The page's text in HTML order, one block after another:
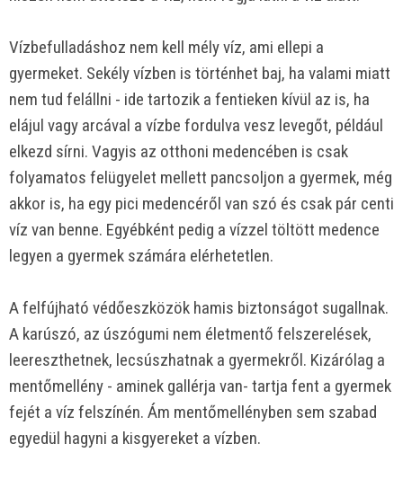
Vízbefulladáshoz nem kell mély víz, ami ellepi a
gyermeket. Sekély vízben is történhet baj, ha valami miatt
nem tud felállni - ide tartozik a fentieken kívül az is, ha
elájul vagy arcával a vízbe fordulva vesz levegőt, például
elkezd sírni. Vagyis az otthoni medencében is csak
folyamatos felügyelet mellett pancsoljon a gyermek, még
akkor is, ha egy pici medencéről van szó és csak pár centi
víz van benne. Egyébként pedig a vízzel töltött medence
legyen a gyermek számára elérhetetlen.
A felfújható védőeszközök hamis biztonságot sugallnak.
A karúszó, az úszógumi nem életmentő felszerelések,
leereszthetnek, lecsúszhatnak a gyermekről. Kizárólag a
mentőmellény - aminek gallérja van- tartja fent a gyermek
fejét a víz felszínén. Ám mentőmellényben sem szabad
egyedül hagyni a kisgyereket a vízben.